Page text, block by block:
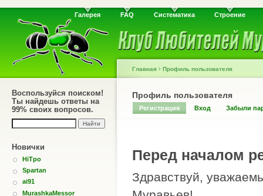
Галерея FAQ Систематика Строение
Воспользуйся поиском!
Ты найдешь ответы на
99% своих вопросов.
Новички
HiTpo
Spartan
ai91
MurashkaMessor
Главная › Профиль пользователя
Профиль пользователя
Регистрация Вход Забыли
Перед началом
Здравствуй,